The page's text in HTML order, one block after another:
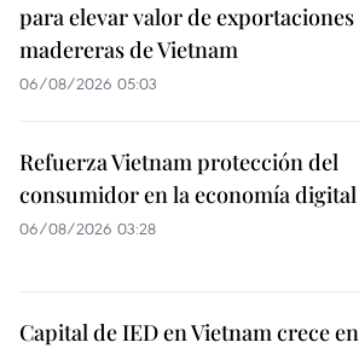
para elevar valor de exportaciones
madereras de Vietnam
06/08/2026 05:03
Refuerza Vietnam protección del
consumidor en la economía digital
06/08/2026 03:28
Capital de IED en Vietnam crece en